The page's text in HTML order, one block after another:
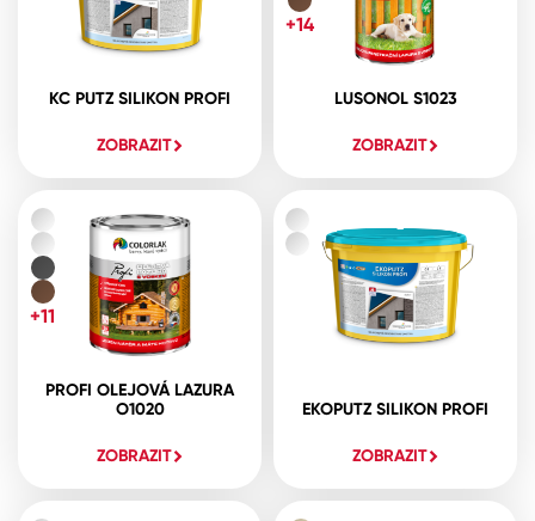
KC PUTZ SILIKON PROFI
ZOBRAZIT
LUSONOL S1023
ZOBRAZIT
+14
PROFI OLEJOVÁ LAZURA
O1020
ZOBRAZIT
+11
EKOPUTZ SILIKON PROFI
ZOBRAZIT